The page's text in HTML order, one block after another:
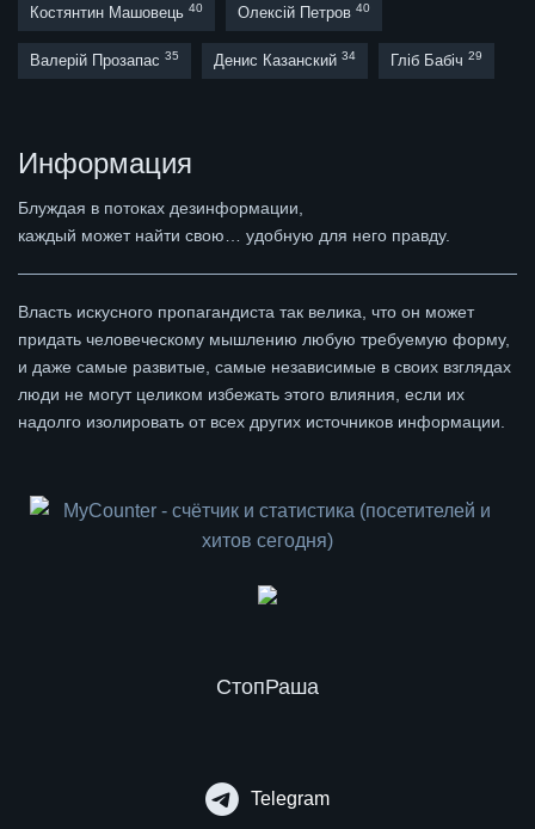
Костянтин Машовець 40 Олексій Петров 40
Валерій Прозапас 35 Денис Казанский 34 Гліб Бабіч 29
Информация
Блуждая в потоках дезинформации,
каждый может найти свою… удобную для него правду.
Власть искусного пропагандиста так велика, что он может
придать человеческому мышлению любую требуемую форму,
и даже самые развитые, самые независимые в своих взглядах
люди не могут целиком избежать этого влияния, если их
надолго изолировать от всех других источников информации.
СтопРаша
Telegram